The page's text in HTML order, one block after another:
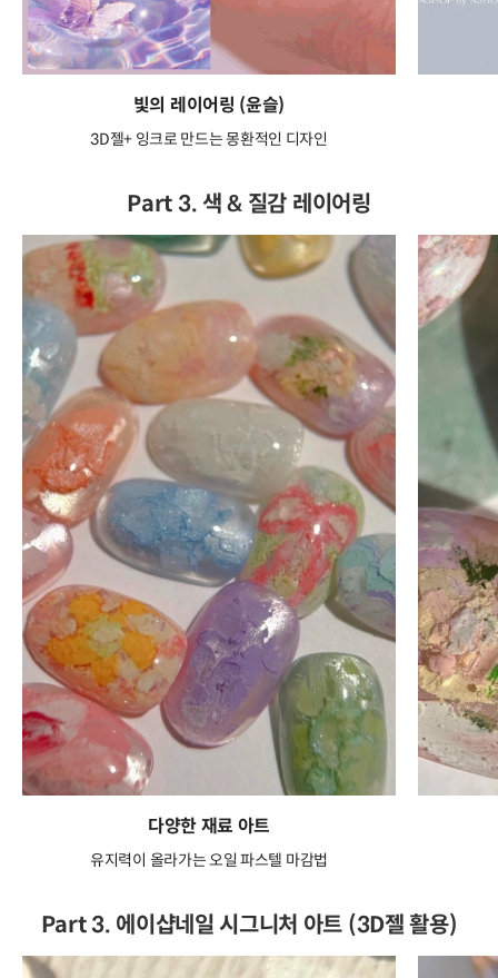
빛의 레이어링 (윤슬)
3D젤+ 잉크로 만드는 몽환적인 디자인
Part 3. 색 & 질감 레이어링
다양한 재료 아트
유지력이 올라가는 오일 파스텔 마감법
Part 3. 에이샵네일 시그니처 아트 (3D젤 활용)